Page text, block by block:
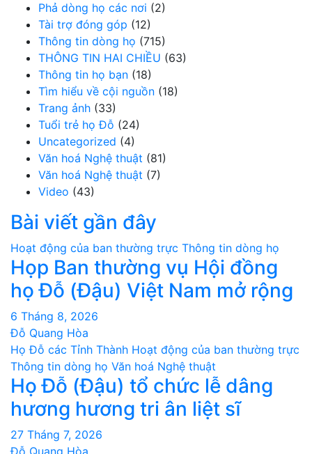
Phả dòng họ các nơi (2)
Tài trợ đóng góp (12)
Thông tin dòng họ (715)
THÔNG TIN HAI CHIỀU (63)
Thông tin họ bạn (18)
Tìm hiểu về cội nguồn (18)
Trang ảnh (33)
Tuổi trẻ họ Đỗ (24)
Uncategorized (4)
Văn hoá Nghệ thuật (81)
Văn hoá Nghệ thuật (7)
Video (43)
Bài viết gần đây
Hoạt động của ban thường trực Thông tin dòng họ
Họp Ban thường vụ Hội đồng
họ Đỗ (Đậu) Việt Nam mở rộng
6 Tháng 8, 2026
Đỗ Quang Hòa
Họ Đỗ các Tỉnh Thành Hoạt động của ban thường trực
Thông tin dòng họ Văn hoá Nghệ thuật
Họ Đỗ (Đậu) tổ chức lễ dâng
hương hương tri ân liệt sĩ
27 Tháng 7, 2026